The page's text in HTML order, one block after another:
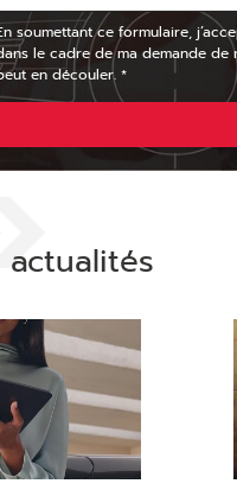
soumettant ce formulaire,
le cadre de ma demande
en découler. *